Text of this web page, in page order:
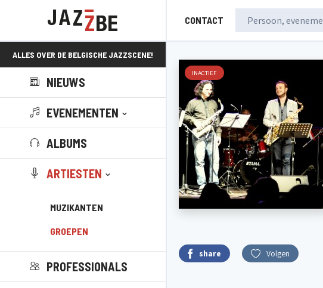
CONTACT
ALLES OVER DE BELGISCHE JAZZSCENE!
NIEUWS
EVENEMENTEN
ALBUMS
ARTIESTEN
MUZIKANTEN
GROEPEN
PROFESSIONALS
INACTIEF
share Volgen